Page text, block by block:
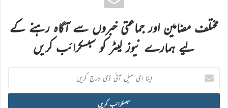
مختلف مضامین اور جماعتی خبروں سے آگاہ رہنے کے
لیے ہمارے نیوز لیٹر کو سبسکرائب کریں
اپنا
ای
میل